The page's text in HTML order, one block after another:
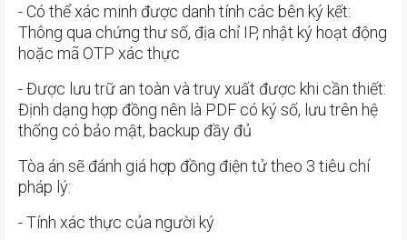
- Có thể xác minh được danh tính các bên ký kết:
Thông qua chứng thư số, địa chỉ IP, nhật ký hoạt động
hoặc mã OTP xác thực
- Được lưu trữ an toàn và truy xuất được khi cần thiết:
Định dạng hợp đồng nên là PDF có ký số, lưu trên hệ
thống có bảo mật, backup đầy đủ
Tòa án sẽ đánh giá hợp đồng điện tử theo 3 tiêu chí
pháp lý:
- Tính xác thực của người ký